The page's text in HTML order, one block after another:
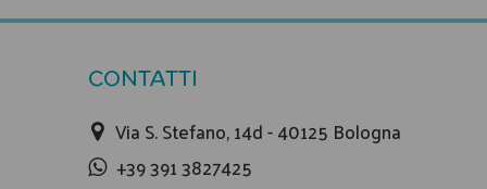
CONTATTI
Via S. Stefano, 14d - 40125 Bologna
+39 391 3827425